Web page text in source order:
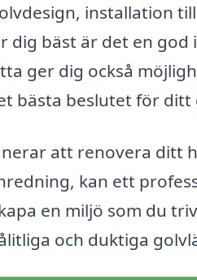
installation
dig bäst är det en
ger dig också
bästa beslutet för ditt
att renovera ditt
kan ett
en miljö som du
och duktiga